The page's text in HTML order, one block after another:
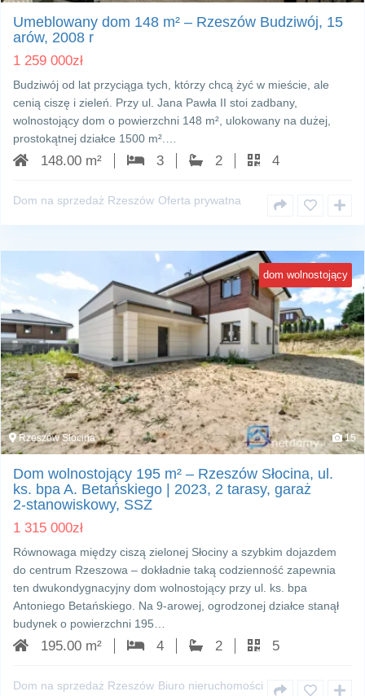
Umeblowany dom 148 m² – Rzeszów Budziwój, 15
arów, 2008 r
1 259 000zł
Budziwój od lat przyciąga tych, którzy chcą żyć w mieście, ale
cenią ciszę i zieleń. Przy ul. Jana Pawła II stoi zadbany,
wolnostojący dom o powierzchni 148 m², ulokowany na dużej,
prostokątnej działce 1500 m².…
148.00 m² 3 2 4
Dom na sprzedaż Rzeszów Oferta prywatna
dom wolnostojący
Rzeszów Słocina 15
Dom wolnostojący 195 m² – Rzeszów Słocina, ul.
ks. bpa A. Betańskiego | 2023, 2 tarasy, garaż
2‑stanowiskowy, SSZ
1 315 000zł
Równowaga między ciszą zielonej Słociny a szybkim dojazdem
do centrum Rzeszowa – dokładnie taką codzienność zapewnia
ten dwukondygnacyjny dom wolnostojący przy ul. ks. bpa
Antoniego Betańskiego. Na 9‑arowej, ogrodzonej działce stanął
budynek o powierzchni 195…
195.00 m² 4 2 5
Dom na sprzedaż Rzeszów Biuro nieruchomości